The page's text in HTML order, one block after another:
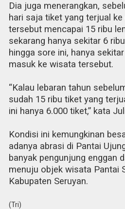
Dia juga menerangkan,
hari saja tiket yang terjual
tersebut mencapai 15 ribu
sekarang hanya sekitar 6
hingga sore ini, hanya
masuk ke wisata tersebut.
“Kalau lebaran tahun
sudah 15 ribu tiket yang
ini hanya 6.000 tiket,” kata
Kondisi ini kemungkinan
adanya abrasi di Pantai
banyak pengunjung enggan
menuju objek wisata Pantai
Kabupaten Seruyan.
(Tri)